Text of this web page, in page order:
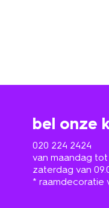
bel onze
020 224 2424
van maandag
zaterdag van
* raamdecoratie